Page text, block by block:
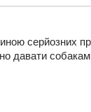
серйозних
давати собакам